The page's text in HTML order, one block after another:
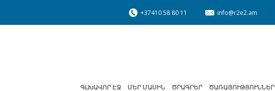
+37410 58 80 11 info@r2e2.am
ԳԼԽԱՎՈՐ ԷՋ ՄԵՐ ՄԱՍԻՆ ԾՐԱԳՐԵՐ ԾԱՌԱՅՈՒԹՅՈՒՆՆԵՐ